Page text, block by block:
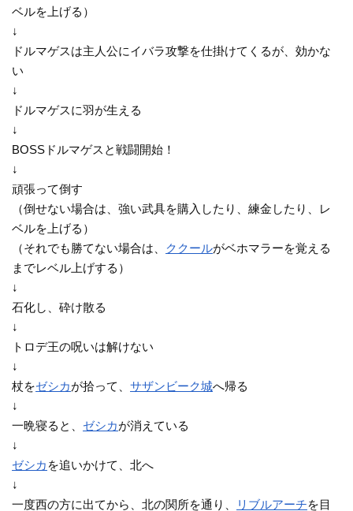
ベルを上げる）
↓
ドルマゲスは主人公にイバラ攻撃を仕掛けてくるが、効かな
い
↓
ドルマゲスに羽が生える
↓
BOSSドルマゲスと戦闘開始！
↓
頑張って倒す
（倒せない場合は、強い武具を購入したり、練金したり、レ
ベルを上げる）
（それでも勝てない場合は、
ククールがベホマラーを覚える
までレベル上げする）
↓
石化し、砕け散る
↓
トロデ王の呪いは解けない
↓
杖をゼシカが拾って、サザンビーク城へ帰る
↓
一晩寝ると、 ゼシカが消えている
↓
ゼシカ を追いかけて、北へ
↓
一度西の方に出てから、北の関所を通り、
リブルアーチを目